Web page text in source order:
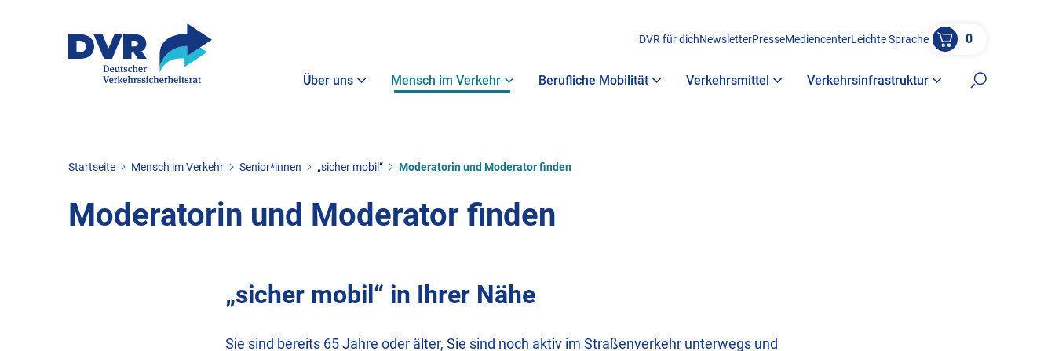
DVR für dichNewsletterPresseMediencenterLeichte Sprache 0
Über uns Mensch im Verkehr Berufliche Mobilität Verkehrsmittel Verkehrsinfrastruktur
Suche
Sie befinden sich hier:
Startseite Mensch im Verkehr Senior*innen „sicher mobil“ Moderatorin und Moderator finden
Moderatorin und Moderator finden
„sicher mobil“ in Ihrer Nähe
Sie sind bereits 65 Jahre oder älter, Sie sind noch aktiv im Straßenverkehr unterwegs und